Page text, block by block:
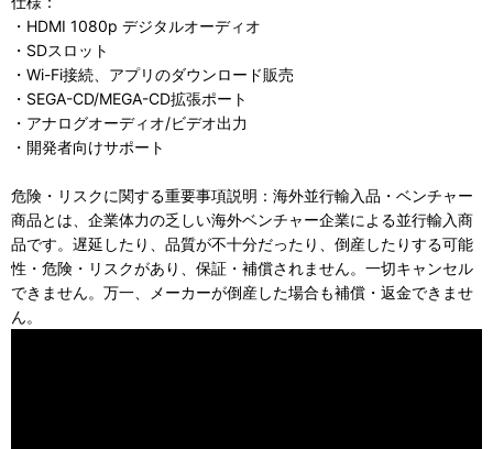
・HDMI 1080p デジタルオーディオ
・SDスロット
・Wi-Fi接続、アプリのダウンロード販売
・SEGA-CD/MEGA-CD拡張ポート
・アナログオーディオ/ビデオ出力
・開発者向けサポート
危険・リスクに関する重要事項説明：海外並行輸入品・ベンチャー
商品とは、企業体力の乏しい海外ベンチャー企業による並行輸入商
品です。遅延したり、品質が不十分だったり、倒産したりする可能
性・危険・リスクがあり、保証・補償されません。一切キャンセル
できません。万一、メーカーが倒産した場合も補償・返金できませ
ん。